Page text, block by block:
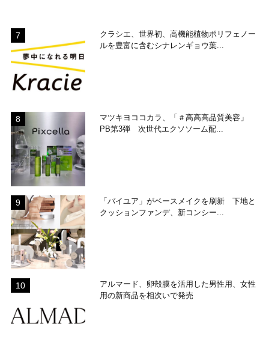
クラシエ、世界初、高機能植物ポリフェノー
ルを豊富に含むシナレンギョウ葉...
マツキヨココカラ、「＃高高高品質美容」
PB第3弾 次世代エクソソーム配...
「バイユア」がベースメイクを刷新 下地と
クッションファンデ、新コンシー...
アルマード、卵殻膜を活用した男性用、女性
用の新商品を相次いで発売